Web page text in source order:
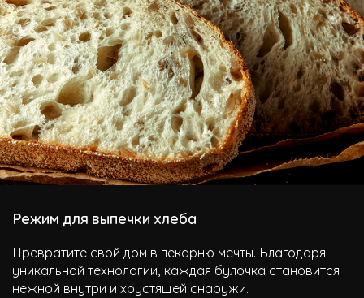
Режим для выпечки хлеба
Превратите свой дом в пекарню мечты. Благодаря
уникальной технологии, каждая булочка становится
нежной внутри и хрустящей снаружи.